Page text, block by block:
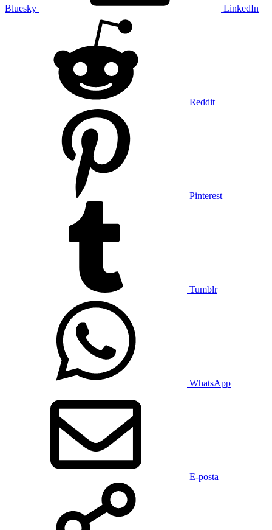
Bluesky LinkedIn
Reddit
Pinterest
Tumblr
WhatsApp
E-posta